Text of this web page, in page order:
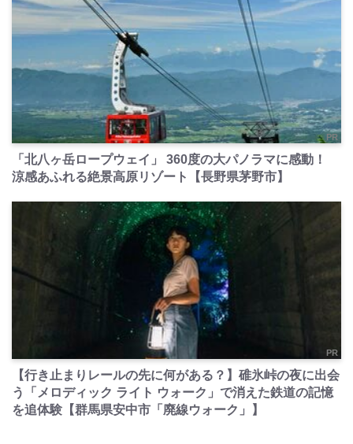
PR
「北八ヶ岳ロープウェイ」 360度の大パノラマに感動！
涼感あふれる絶景高原リゾート【長野県茅野市】
PR
【行き止まりレールの先に何がある？】碓氷峠の夜に出会
う「メロディック ライト ウォーク」で消えた鉄道の記憶
を追体験【群馬県安中市「廃線ウォーク」】